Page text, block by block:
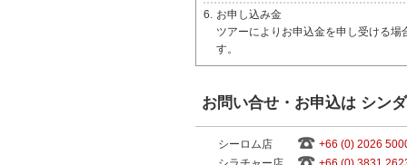
6. お申し込み金
ツアーによりお申込金を申し受ける
す。
お問い合せ・お申込は シン
シーロム店
+66 (0) 2026